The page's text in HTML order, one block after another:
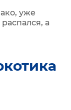
уже
а